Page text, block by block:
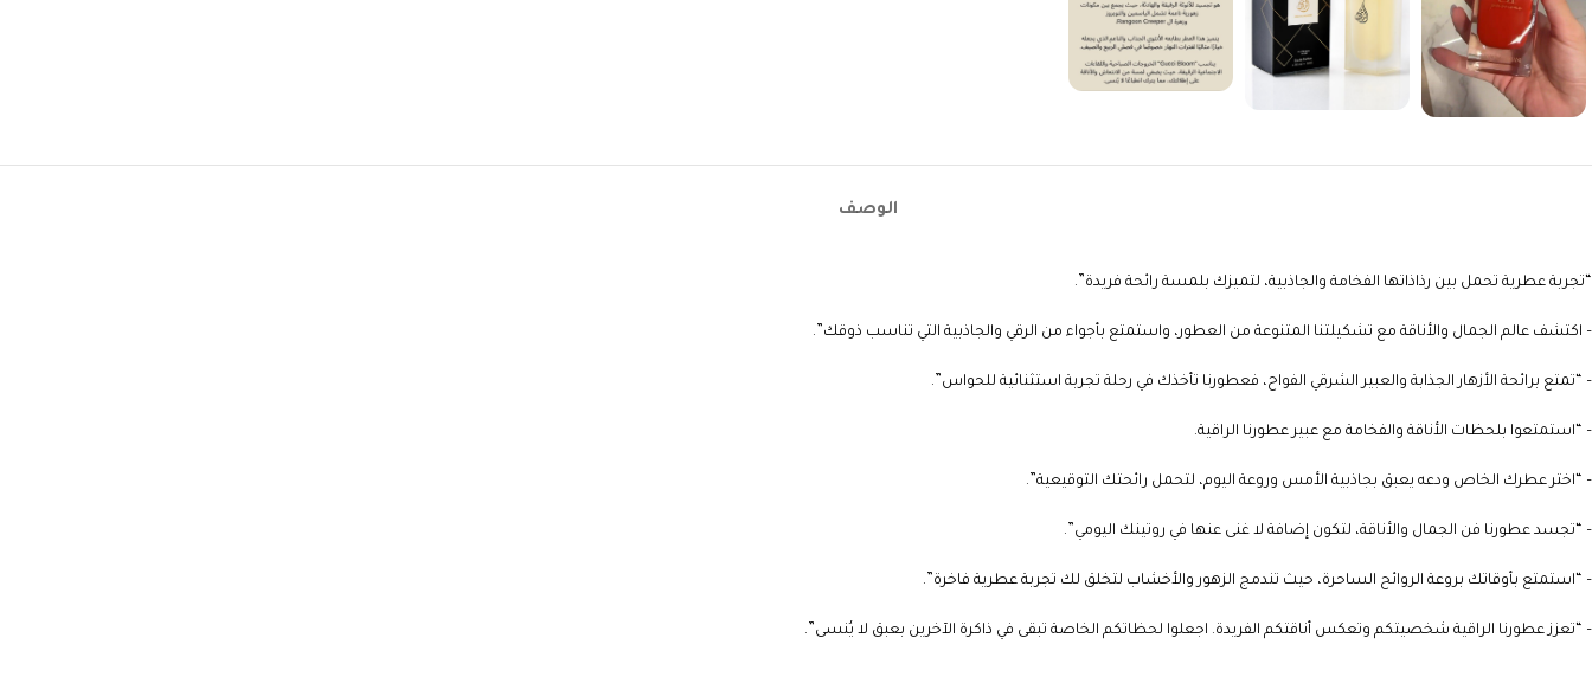
الوصف
“تجربة عطرية تحمل بين رذاذاتها الفخامة والجاذبية، لتميزك بلمسة رائحة فريدة”.
– اكتشف عالم الجمال والأناقة مع تشكيلتنا المتنوعة من العطور، واستمتع بأجواء من الرقي والجاذبية التي تناسب ذوقك”.
– “تمتع برائحة الأزهار الجذابة والعبير الشرقي الفواح، فعطورنا تأخذك في رحلة تجربة استثنائية للحواس”.
– “استمتعوا بلحظات الأناقة والفخامة مع عبير عطورنا الراقية.
– “اختر عطرك الخاص ودعه يعبق بجاذبية الأمس وروعة اليوم، لتحمل رائحتك التوقيعية”.
– “تجسد عطورنا فن الجمال والأناقة، لتكون إضافة لا غنى عنها في روتينك اليومي”.
– “استمتع بأوقاتك بروعة الروائح الساحرة، حيث تندمج الزهور والأخشاب لتخلق لك تجربة عطرية فاخرة”.
– “تعزز عطورنا الراقية شخصيتكم وتعكس أناقتكم الفريدة. اجعلوا لحظاتكم الخاصة تبقى في ذاكرة الآخرين بعبق لا يُنسى”.